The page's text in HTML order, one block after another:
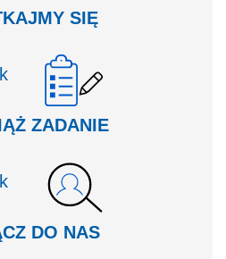
SIĘ
ZADANIE
DO NAS